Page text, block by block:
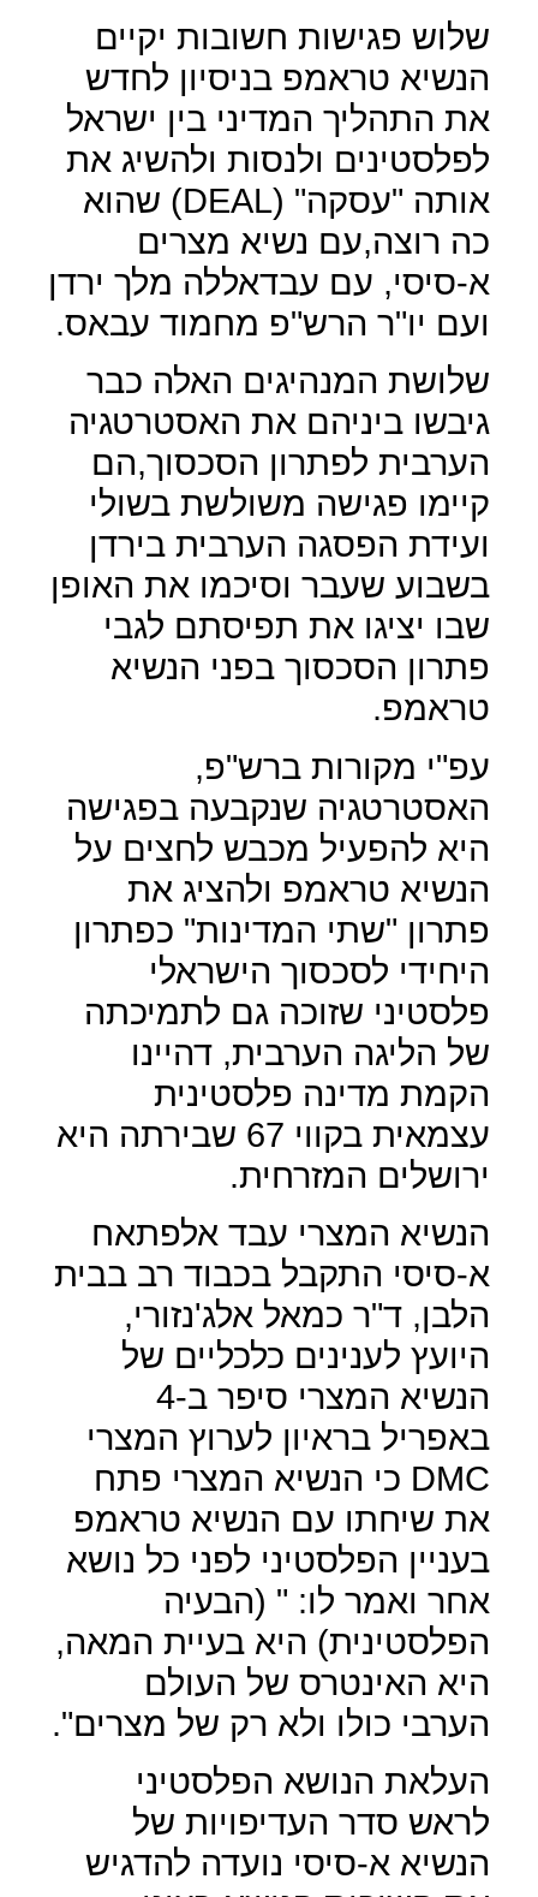
שלוש פגישות חשובות יקיים
הנשיא טראמפ בניסיון לחדש
את התהליך המדיני בין ישראל
לפלסטינים ולנסות ולהשיג את
אותה "עסקה" (DEAL) שהוא
כה רוצה,עם נשיא מצרים
א-סיסי, עם עבדאללה מלך ירדן
ועם יו"ר הרש"פ מחמוד עבאס.
שלושת המנהיגים האלה כבר
גיבשו ביניהם את האסטרטגיה
הערבית לפתרון הסכסוך,הם
קיימו פגישה משולשת בשולי
ועידת הפסגה הערבית בירדן
בשבוע שעבר וסיכמו את האופן
שבו יציגו את תפיסתם לגבי
פתרון הסכסוך בפני הנשיא
טראמפ.
עפ"י מקורות ברש"פ,
האסטרטגיה שנקבעה בפגישה
היא להפעיל מכבש לחצים על
הנשיא טראמפ ולהציג את
פתרון "שתי המדינות" כפתרון
היחידי לסכסוך הישראלי
פלסטיני שזוכה גם לתמיכתה
של הליגה הערבית, דהיינו
הקמת מדינה פלסטינית
עצמאית בקווי 67 שבירתה היא
ירושלים המזרחית.
הנשיא המצרי עבד אלפתאח
א-סיסי התקבל בכבוד רב בבית
הלבן, ד"ר כמאל אלג'נזורי,
היועץ לענינים כלכליים של
הנשיא המצרי סיפר ב-4
באפריל בראיון לערוץ המצרי
DMC כי הנשיא המצרי פתח
את שיחתו עם הנשיא טראמפ
בעניין הפלסטיני לפני כל נושא
אחר ואמר לו: " (הבעיה
הפלסטינית) היא בעיית המאה,
היא האינטרס של העולם
הערבי כולו ולא רק של מצרים".
העלאת הנושא הפלסטיני
לראש סדר העדיפויות של
הנשיא א-סיסי נועדה להדגיש